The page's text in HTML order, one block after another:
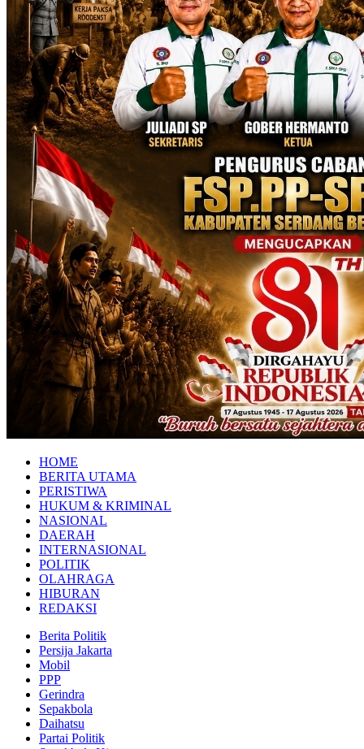
HOME
BERITA UTAMA
PERISTIWA
HUKUM & KRIMINAL
NASIONAL
DAERAH
INTERNASIONAL
POLITIK
OLAHRAGA
HIBURAN
REDAKSI
Berita Politik
Persija Jakarta
Mobil
PPP
Gerindra
Sepakbola
Daihatsu
Partai Politik